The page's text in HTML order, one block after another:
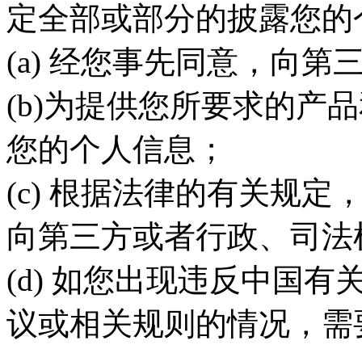
定全部或部分的披露您
(a) 经您事先同意，向第
(b)为提供您所要求的产
您的个人信息；
(c) 根据法律的有关规定
向第三方或者行政、司
(d) 如您出现违反中国有
议或相关规则的情况，